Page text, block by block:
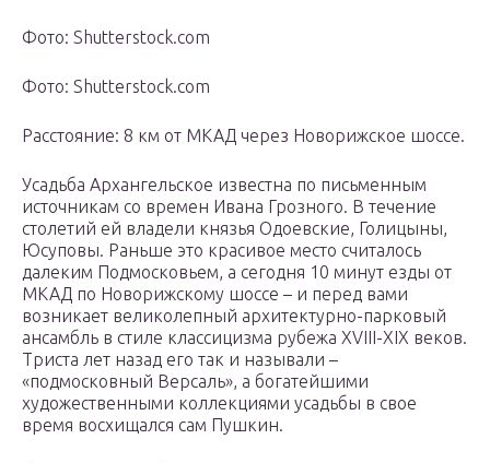
Фото: Shutterstock.com
Фото: Shutterstock.com
Расстояние: 8 км от МКАД через Новорижское шоссе.
Усадьба Архангельское известна по письменным
источникам со времен Ивана Грозного. В течение
столетий ей владели князья Одоевские, Голицыны,
Юсуповы. Раньше это красивое место считалось
далеким Подмосковьем, а сегодня 10 минут езды от
МКАД по Новорижскому шоссе – и перед вами
возникает великолепный архитектурно-парковый
ансамбль в стиле классицизма рубежа XVIII-XIX веков.
Триста лет назад его так и называли –
«подмосковный Версаль», а богатейшими
художественными коллекциями усадьбы в свое
время восхищался сам Пушкин.